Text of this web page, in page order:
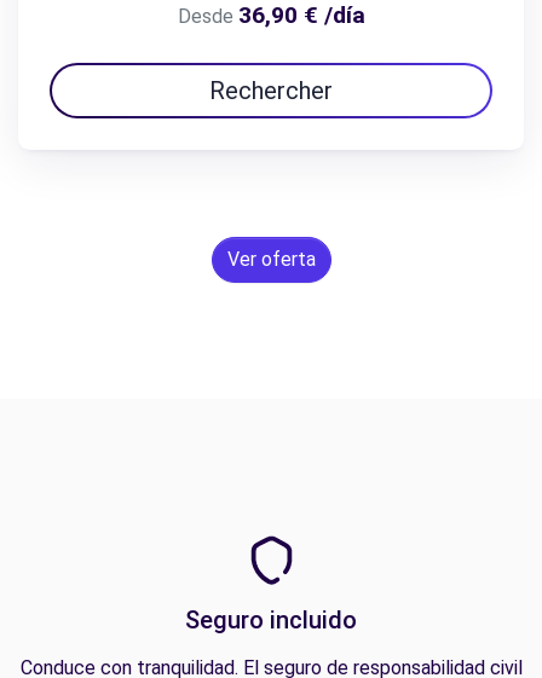
Desde 36,90 € /día
Rechercher
Ver oferta
Seguro incluido
Conduce con tranquilidad. El seguro de responsabilidad civil